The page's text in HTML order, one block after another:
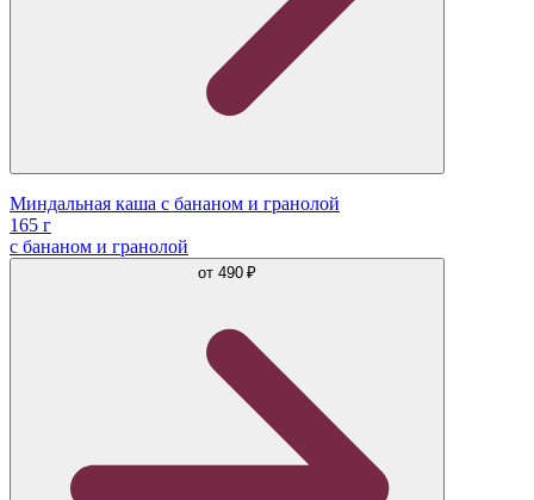
Миндальная каша с бананом и гранолой
165 г
с бананом и гранолой
от 490 ₽